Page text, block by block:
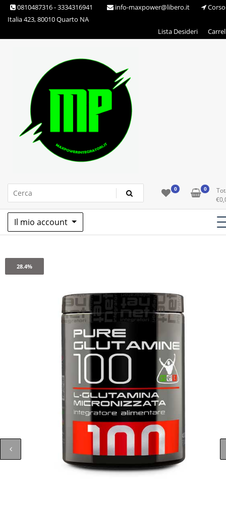
Skip 0810487316 - 3334316941 info-maxpower@libero.it
Corso
Italia 423, 80010 Quarto NA
Lista Desideri
Max Power Integratori 0 0
€
Il mio account
28.4%